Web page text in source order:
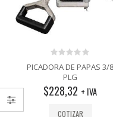
0
out
5
PICADORA DE PAPAS 3/8
PLG
$228,32 + IVA
COTIZAR